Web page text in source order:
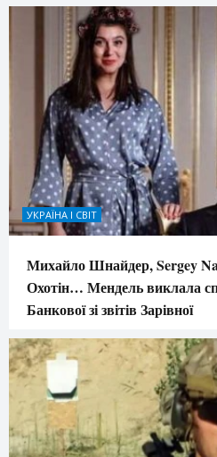
УКРАЇНА І СВІТ
Михайло Шнайдер, Sergey
Охотін… Мендель виклала
Банкової зі звітів Зарівної